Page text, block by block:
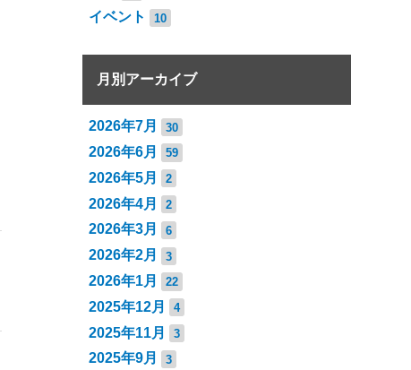
イベント 10
月別アーカイブ
2026年7月 30
2026年6月 59
2026年5月 2
2026年4月 2
2026年3月 6
2026年2月 3
2026年1月 22
2025年12月 4
2025年11月 3
2025年9月 3